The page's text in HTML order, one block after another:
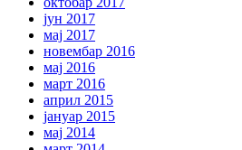
јун 2017
мај 2017
новембар 2016
мај 2016
март 2016
април 2015
јануар 2015
мај 2014